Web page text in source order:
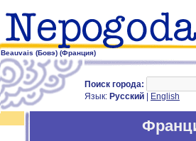
Beauvais (Бовэ) (Франция)
Поиск города:
Язык: Русский English